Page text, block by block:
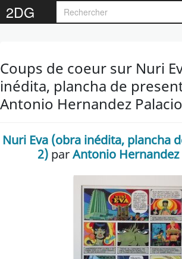
2DG
Coups de coeur sur Nuri
inédita, plancha de
Antonio Hernandez
Nuri Eva (obra inédita, plancha
2) parAntonio Hernandez